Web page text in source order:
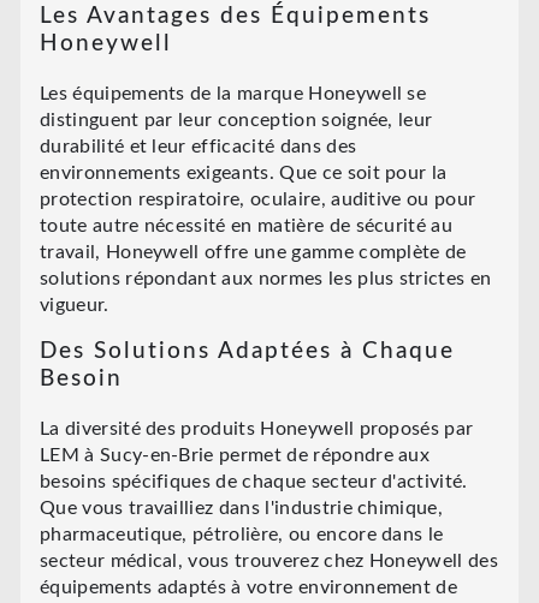
Les Avantages des Équipements
Honeywell
Les équipements de la marque Honeywell se
distinguent par leur conception soignée, leur
durabilité et leur efficacité dans des
environnements exigeants. Que ce soit pour la
protection respiratoire, oculaire, auditive ou pour
toute autre nécessité en matière de sécurité au
travail, Honeywell offre une gamme complète de
solutions répondant aux normes les plus strictes en
vigueur.
Des Solutions Adaptées à Chaque
Besoin
La diversité des produits Honeywell proposés par
LEM à Sucy-en-Brie permet de répondre aux
besoins spécifiques de chaque secteur d'activité.
Que vous travailliez dans l'industrie chimique,
pharmaceutique, pétrolière, ou encore dans le
secteur médical, vous trouverez chez Honeywell des
équipements adaptés à votre environnement de